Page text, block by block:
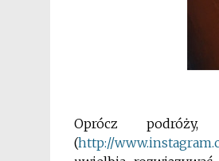
Oprócz
(http://